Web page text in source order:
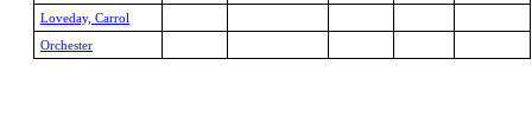
Loveday, Carrol
Orchester